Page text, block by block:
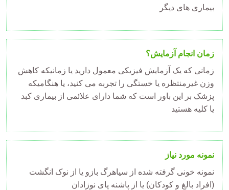
بیماری های دیگر
زمان انجام آزمایش؟
زمانی که یک آزمایش فیزیکی معمول دارید یا زمانیکه کاهش
وزن غیرمنتظره یا خستگی را تجربه می کنید، یا هنگامیکه
پزشک بر این باور است که شما دارای علائمی از بیماری کبد
یا کلیه هستید
نمونه مورد نیاز
نمونه خونی گرفته شده از سیاهرگ بازو یا از نوک انگشت
(افراد بالغ و کودکان) یا از پاشنه پای نوزادان